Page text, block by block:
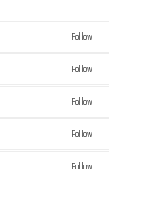
Follow
Follow
Follow
Follow
Follow